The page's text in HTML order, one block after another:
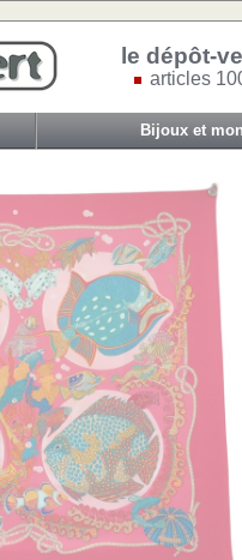
le dépôt-
articles
Bijoux et